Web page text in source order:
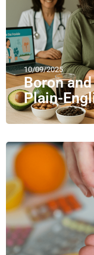
10/09/2025
Boron
Plain-